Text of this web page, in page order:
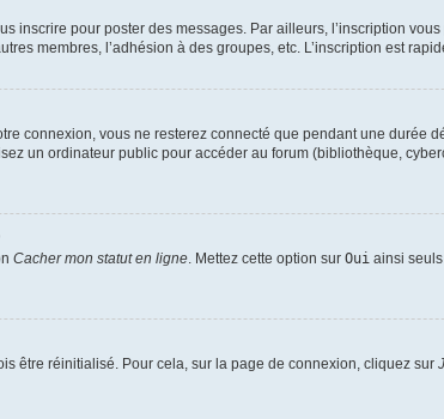
inscrire pour poster des messages. Par ailleurs, l’inscription
membres, l’adhésion à des groupes, etc. L’inscription est
connexion, vous ne resterez connecté que pendant une durée
un ordinateur public pour accéder au forum (bibliothèque,
Cacher mon statut en ligne . Mettez cette option sur Oui ainsi
être réinitialisé. Pour cela, sur la page de connexion, cliquez sur